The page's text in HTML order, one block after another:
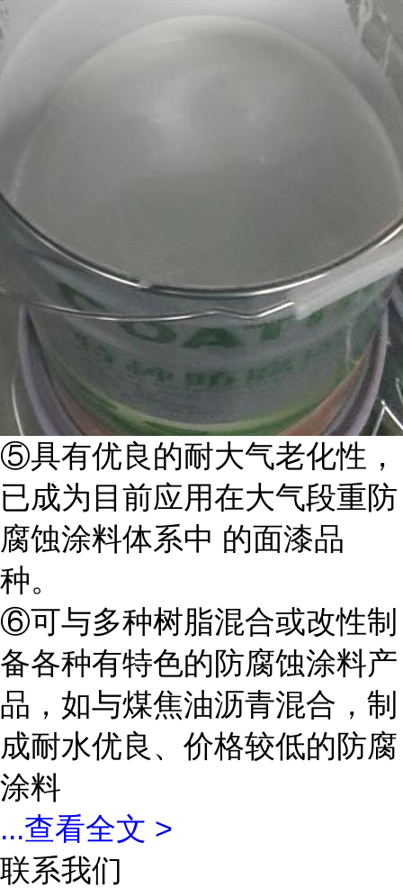
⑤具有优良的耐大气老化性，
已成为目前应用在大气段重防
腐蚀涂料体系中 的面漆品
种。
⑥可与多种树脂混合或改性制
备各种有特色的防腐蚀涂料产
品，如与煤焦油沥青混合，制
成耐水优良、价格较低的防腐
涂料
...查看全文 >
联系我们